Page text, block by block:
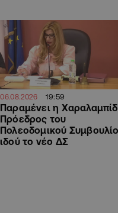
06.08.2026 19:59
Παραμένει η
Πρόεδρος του
Πολεοδομικού
ιδού το νέο ΔΣ